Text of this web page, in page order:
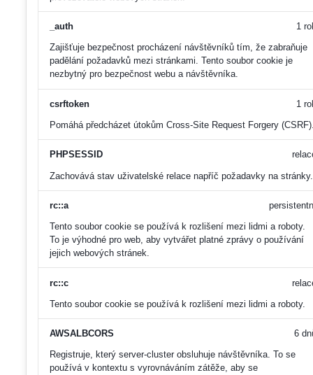
_auth
Zajišťuje bezpečnost procházení návštěvníků tím, že zabraňuje
padělání požadavků mezi stránkami. Tento soubor cookie je
nezbytný pro bezpečnost webu a návštěvníka.
1
csrftoken
Pomáhá předcházet útokům Cross-Site Request Forgery (CSRF).
1
PHPSESSID
Zachovává stav uživatelské relace napříč požadavky na stránky.
rc::a
Tento soubor cookie se používá k rozlišení mezi lidmi a roboty.
To je výhodné pro web, aby vytvářet platné zprávy o používání
jejich webových stránek.
rc::c
Tento soubor cookie se používá k rozlišení mezi lidmi a roboty.
AWSALBCORS
Registruje, který server-cluster obsluhuje návštěvníka. To se
používá v kontextu s vyrovnáváním zátěže, aby se
6